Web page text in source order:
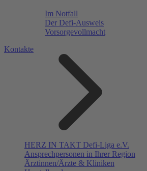
Im Notfall
Der Defi-Ausweis
Vorsorgevollmacht
Kontakte
HERZ IN TAKT Defi-Liga e.V.
Ansprechpersonen in Ihrer Region
Ärztinnen/Ärzte & Kliniken